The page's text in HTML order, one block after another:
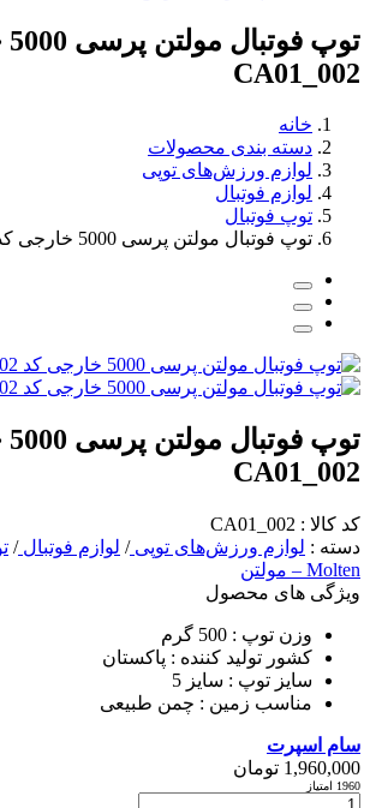
CA01_002
خانه
دسته بندی محصولات
لوازم ورزش‌های توپی
لوازم فوتبال
توپ فوتبال
توپ فوتبال مولتن پرسی 5000 خارجی کد CA01_002
CA01_002
کد کالا : CA01_002
دسته : لوازم ورزش‌های توپی/ لوازم فوتبال/
Molten – مولتن
ویژگی های محصول
وزن توپ : 500 گرم
کشور تولید کننده : پاکستان
سایز توپ : سایز 5
مناسب زمین : چمن طبیعی
سام اسپرت
1,960,000 تومان
1960 امتیاز